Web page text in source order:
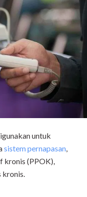
untuk
sistem pernapasan,
kronis (PPOK),
kronis.